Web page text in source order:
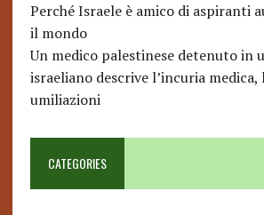
Perché Israele è amico di aspiranti
il mondo
Un medico palestinese detenuto in
israeliano descrive l’incuria
umiliazioni
CATEGORIES